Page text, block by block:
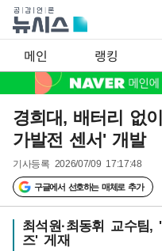
메인 랭킹
경희대, 배터리 없
가발전 센서' 개발
기사등록 2026/07/09 17:17:48
구글에서 선호하는 매체로 추가
최석원·최동휘 교수팀
즈' 게재